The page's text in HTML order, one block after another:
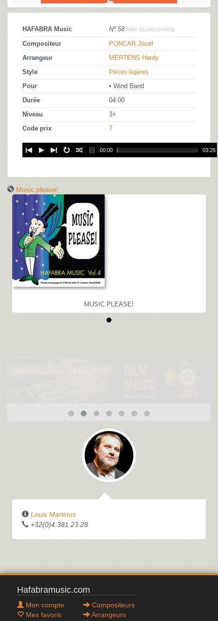
HAFABRA Music Nº 58 ISRC BE-O89-13-00058
Compositeur PONCAR Josef
Arrangeur MERTENS Hardy
Style Pièces légères
Pour • Wind Band
Durée 04:00
Niveau 3+
Code prix 7
00:00 03:26
Music please!
MUSIC PLEASE!
Louis Martinus
+32(0)4.381.23.28
Hafabramusic.com
Mon compte
Mes favoris
Compositeurs
Arrangeurs